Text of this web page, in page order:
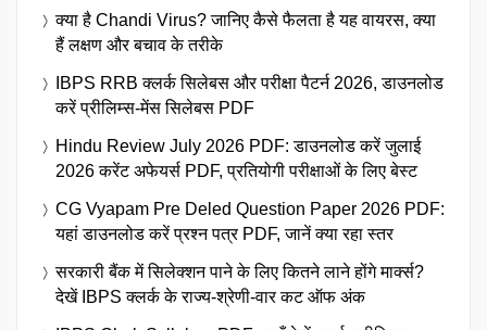
क्या है Chandi Virus? जानिए कैसे फैलता है यह वायरस, क्या
हैं लक्षण और बचाव के तरीके
IBPS RRB क्लर्क सिलेबस और परीक्षा पैटर्न 2026, डाउनलोड
करें प्रीलिम्स-मेंस सिलेबस PDF
Hindu Review July 2026 PDF: डाउनलोड करें जुलाई
2026 करेंट अफेयर्स PDF, प्रतियोगी परीक्षाओं के लिए बेस्ट
CG Vyapam Pre Deled Question Paper 2026 PDF:
यहां डाउनलोड करें प्रश्न पत्र PDF, जानें क्या रहा स्तर
सरकारी बैंक में सिलेक्शन पाने के लिए कितने लाने होंगे मार्क्स?
देखें IBPS क्लर्क के राज्य-श्रेणी-वार कट ऑफ अंक